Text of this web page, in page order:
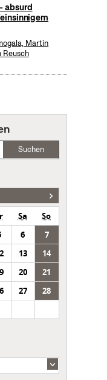
absurd
Martin
Reusch
Suchen
Sa
So
6
7
13
14
20
21
27
28